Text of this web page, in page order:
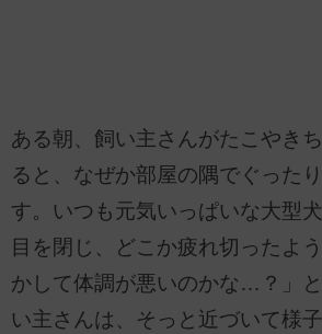
ある朝、飼い主さんがたこやき
ると、なぜか部屋の隅でぐった
す。いつも元気いっぱいな大型
目を閉じ、どこか疲れ切ったよ
かして体調が悪いのかな…？」
い主さんは、そっと近づいて様